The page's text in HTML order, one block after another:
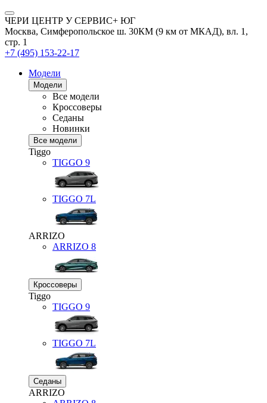
ЧЕРИ ЦЕНТР У СЕРВИС+ ЮГ
Москва, Симферопольское ш. 30КМ (9 км от МКАД), вл. 1,
стр. 1
+7 (495) 153-22-17
Модели
Модели
Все модели
Кроссоверы
Седаны
Новинки
Все модели
Tiggo
TIGGO 9
TIGGO 7L
ARRIZO
ARRIZO 8
Кроссоверы
Tiggo
TIGGO 9
TIGGO 7L
Седаны
ARRIZO